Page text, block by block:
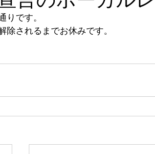
です。
除されるまでお休みです。